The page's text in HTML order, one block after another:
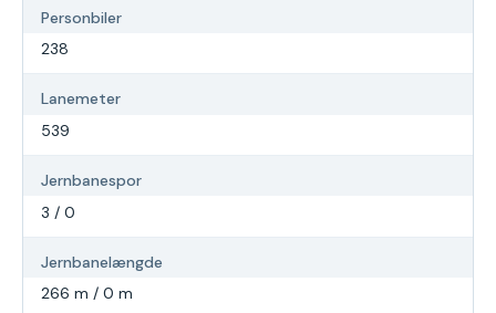
Personbiler
238
Lanemeter
539
Jernbanespor
3 / 0
Jernbanelængde
266 m / 0 m